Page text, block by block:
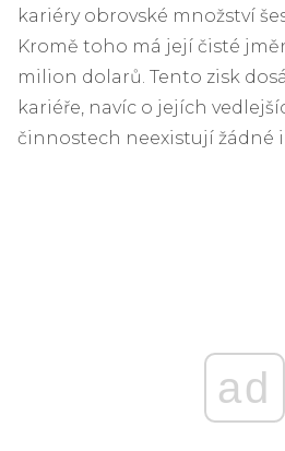
kariéry obrovské množství
Kromě toho má její čisté
milion dolarů. Tento zisk
kariéře, navíc o jejích
činnostech neexistují žádné
ad